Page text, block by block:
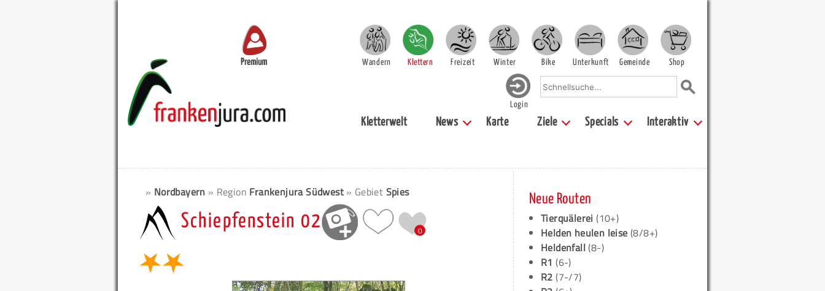
Premium Wandern Klettern Freizeit Winter Bike Unterkunft Gemeinde Shop
Login
Kletterwelt News Karte Ziele Specials Interaktiv
» Nordbayern » Region Frankenjura Südwest » Gebiet Spies
Schiepfenstein 02 0
Neue Routen
Tierquälerei (10+)
Helden heulen leise(8/8+)
Heldenfall(8-)
R1 (6-)
R2 (7-/7)